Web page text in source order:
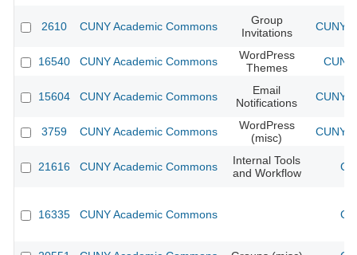
2610 CUNY Academic Commons
Group
Invitations
CUNY
16540 CUNY Academic Commons
WordPress
Themes
15604 CUNY Academic Commons
Email
Notifications
CUNY
3759 CUNY Academic Commons
WordPress
(misc)
CUNY
21616 CUNY Academic Commons
Internal Tools
and Workflow
16335 CUNY Academic Commons